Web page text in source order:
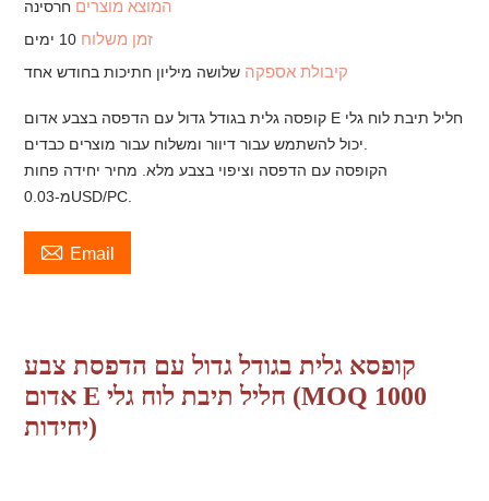
המוצא מוצרים חרסינה
זמן משלוח 10 ימים
קיבולת אספקה שלושה מיליון חתיכות בחודש אחד
קופסה גלית בגודל גדול עם הדפסה בצבע אדום E חליל תיבת לוח גלי
הקופסה עם הדפסה וציפוי בצבע מלא. מחיר יחידה פחות
מ-0.03USD/PC.
 Email
קופסא גלית בגודל גדול עם הדפסת צבע
אדום E חליל תיבת לוח גלי (MOQ 1000
יחידות)